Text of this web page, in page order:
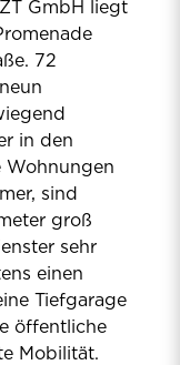
GmbH liegt
72
in den
Wohnungen
sind
groß
sehr
einen
Tiefgarage
öffentliche
Mobilität.